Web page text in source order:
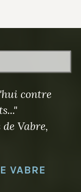
contre
Vabre,
VABRE